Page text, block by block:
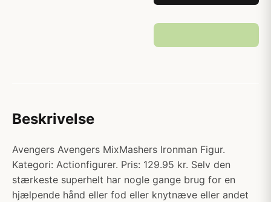
Beskrivelse
Avengers Avengers MixMashers Ironman Figur.
Kategori: Actionfigurer. Pris: 129.95 kr. Selv den
stærkeste superhelt har nogle gange brug for en
hjælpende hånd eller fod eller knytnæve eller andet